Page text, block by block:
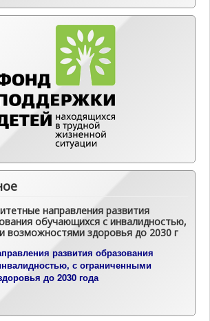
направления развития
обучающихся с инвалидностью,
возможностями здоровья до 2030 г
развития образования
с ограниченными
до 2030 года